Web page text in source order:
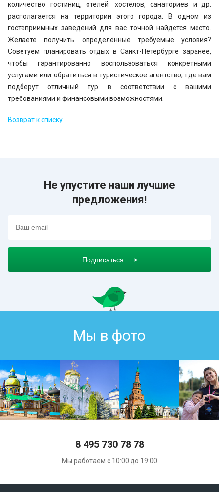
количество гостиниц, отелей, хостелов, санаториев и др.
располагается на территории этого города. В одном из
гостеприимных заведений для вас точной найдётся место.
Желаете получить определённые требуемые условия?
Советуем планировать отдых в Санкт-Петербурге заранее,
чтобы гарантированно воспользоваться конкретными
услугами или обратиться в туристическое агентство, где вам
подберут отличный тур в соответствии с вашими
требованиями и финансовыми возможностями.
Возврат к списку
Не упустите наши лучшие
предложения!
Подписаться
Мы в фото
8 495 730 78 78
Мы работаем с 10:00 до 19:00